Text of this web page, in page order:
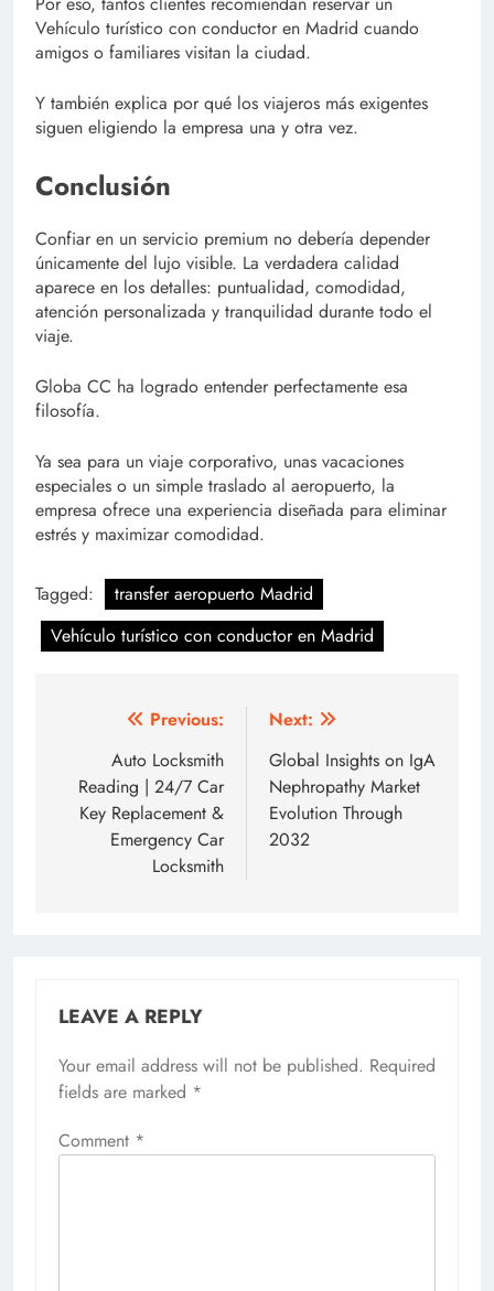
Vehículo turístico con conductor en Madrid cuando
amigos o familiares visitan la ciudad.
Y también explica por qué los viajeros más exigentes
siguen eligiendo la empresa una y otra vez.
Conclusión
Confiar en un servicio premium no debería depender
únicamente del lujo visible. La verdadera calidad
aparece en los detalles: puntualidad, comodidad,
atención personalizada y tranquilidad durante todo el
viaje.
Globa CC ha logrado entender perfectamente esa
filosofía.
Ya sea para un viaje corporativo, unas vacaciones
especiales o un simple traslado al aeropuerto, la
empresa ofrece una experiencia diseñada para eliminar
estrés y maximizar comodidad.
Tagged:
transfer aeropuerto Madrid
Vehículo turístico con conductor en Madrid
navigation
Previous:
Auto Locksmith
Reading | 24/7 Car
Key Replacement &
Emergency Car
Locksmith
Next:
Global Insights on IgA
Nephropathy Market
Evolution Through
2032
LEAVE A REPLY
Your email address will not be published. Required
fields are marked *
Comment *